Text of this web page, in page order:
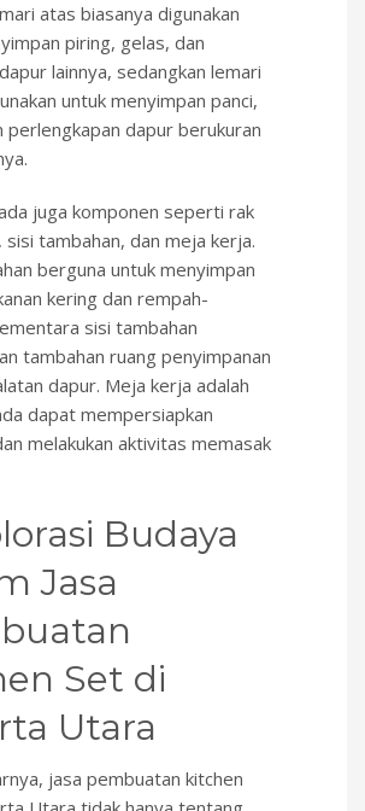
atas biasanya digunakan
piring, gelas, dan
lainnya, sedangkan lemari
untuk menyimpan panci,
perlengkapan dapur berukuran
juga komponen seperti rak
sisi tambahan, dan meja kerja.
berguna untuk menyimpan
kering dan rempah-
sisi tambahan
tambahan ruang penyimpanan
dapur. Meja kerja adalah
dapat mempersiapkan
melakukan aktivitas memasak
Budaya
Jasa
Set di
Utara
jasa pembuatan kitchen